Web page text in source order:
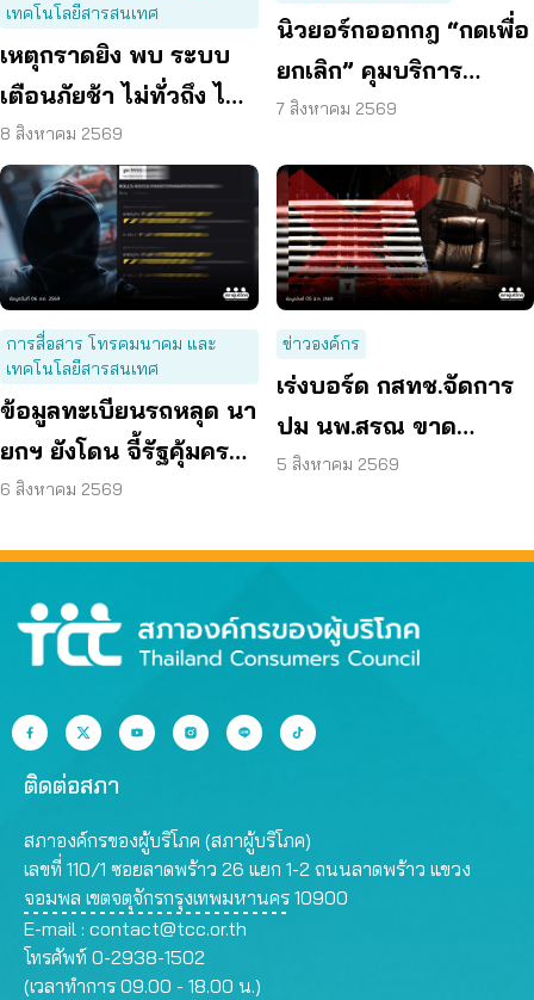
เทคโนโลยีสารสนเทศ
เหตุกราดยิง พบ ระบบ
เตือนภัยช้า ไม่ทั่วถึง ไม่
ชัดเจน
8 สิงหาคม 2569
นิวยอร์กออกกฎ “กดเพื่อ
ยกเลิก” คุมบริการ
ออนไลน์ ต่ออายุสมาชิก
7 สิงหาคม 2569
การสื่อสาร โทรคมนาคม และ
เทคโนโลยีสารสนเทศ
ข้อมูลทะเบียนรถหลุด นา
ยกฯ ยังโดน จี้รัฐคุ้มครอง
ข้อมูลส่วนบุคคล
6 สิงหาคม 2569
ข่าวองค์กร
เร่งบอร์ด กสทช.จัดการ
ปม นพ.สรณ ขาด
คุณสมบัติ ตามมติ
5 สิงหาคม 2569
ติดต่อสภา
สภาองค์กรของผู้บริโภค (สภาผู้บริโภค)
เลขที่ 110/1 ซอยลาดพร้าว 26 แยก 1-2 ถนนลาดพร้าว แขวง
จอมพล เขตจตุจักรกรุงเทพมหานคร 10900
E-mail : contact@tcc.or.th
โทรศัพท์ 0-2938-1502
(เวลาทำการ 09.00 - 18.00 น.)